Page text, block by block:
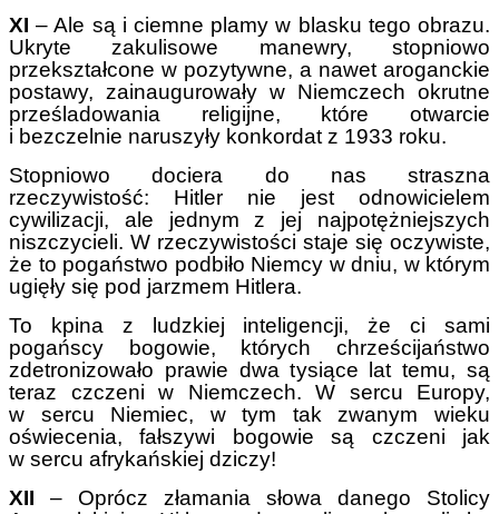
XI – Ale są i ciemne plamy w blasku tego obrazu.
Ukryte zakulisowe manewry, stopniowo
przekształcone w pozytywne, a nawet aroganckie
postawy, zainaugurowały w Niemczech okrutne
prześladowania religijne, które otwarcie
i bezczelnie naruszyły konkordat z 1933 roku.
Stopniowo dociera do nas straszna
rzeczywistość: Hitler nie jest odnowicielem
cywilizacji, ale jednym z jej najpotężniejszych
niszczycieli. W rzeczywistości staje się oczywiste,
że to pogaństwo podbiło Niemcy w dniu, w którym
ugięły się pod jarzmem Hitlera.
To kpina z ludzkiej inteligencji, że ci sami
pogańscy bogowie, których chrześcijaństwo
zdetronizowało prawie dwa tysiące lat temu, są
teraz czczeni w Niemczech. W sercu Europy,
w sercu Niemiec, w tym tak zwanym wieku
oświecenia, fałszywi bogowie są czczeni jak
w sercu afrykańskiej dziczy!
XII – Oprócz złamania słowa danego Stolicy